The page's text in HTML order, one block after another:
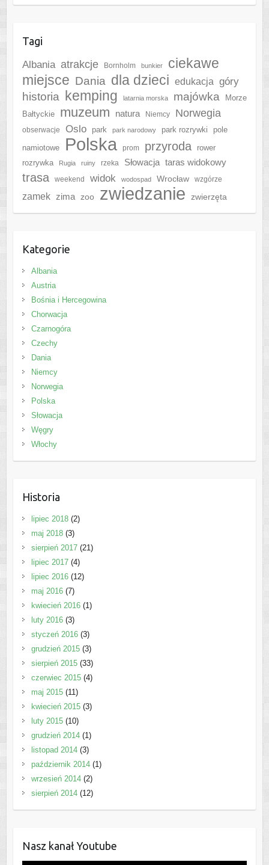
Tagi
Albania atrakcje Bornholm bunkier
ciekawe
miejsce Dania dla dzieci edukacja góry
historia kemping latarnia morska majówka
Morze
Bałtyckie
muzeum natura Niemcy Norwegia
obserwacje Oslo park park narodowy park rozrywki
pole
namiotowe
Polska prom przyroda
rower
rozrywka
Rugia ruiny rzeka Słowacja taras widokowy
trasa weekend widok wodospad Wrocław wzgórze
zamek zima zoo zwiedzanie zwierzęta
Kategorie
Albania
Austria
Bośnia i Hercegowina
Chorwacja
Czarnogóra
Czechy
Dania
Niemcy
Norwegia
Polska
Słowacja
Węgry
Włochy
Historia
lipiec 2018(2)
maj 2018(3)
sierpień 2017(21)
lipiec 2017(4)
lipiec 2016(12)
maj 2016(7)
kwiecień 2016(1)
luty 2016(3)
styczeń 2016(3)
grudzień 2015(3)
sierpień 2015(33)
czerwiec 2015(4)
maj 2015(11)
kwiecień 2015(3)
luty 2015(10)
grudzień 2014(1)
listopad 2014(3)
październik 2014(1)
wrzesień 2014(2)
sierpień 2014(12)
Nasz kanał Youtube